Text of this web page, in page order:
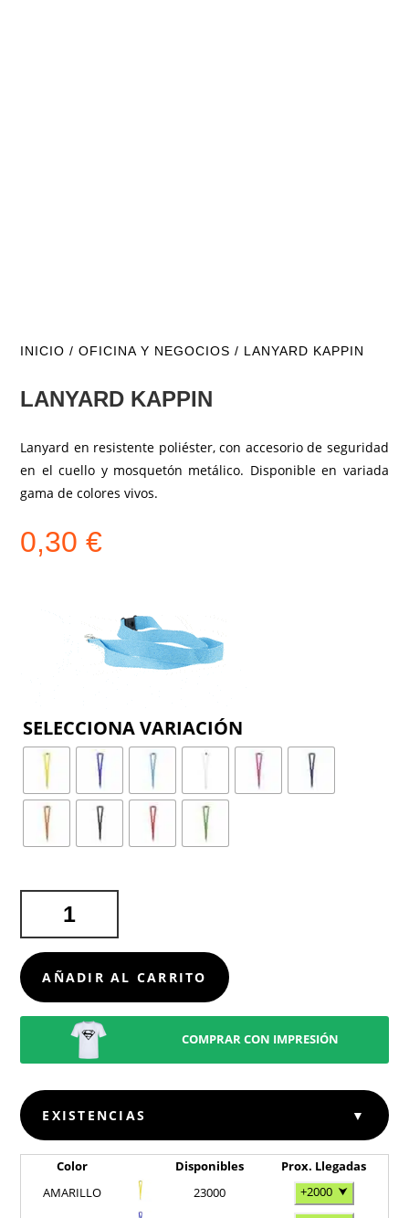
INICIO /OFICINA Y NEGOCIOS / LANYARD KAPPIN
LANYARD KAPPIN
Lanyard en resistente poliéster, con accesorio de seguridad
en el cuello y mosquetón metálico. Disponible en variada
gama de colores vivos.
0,30€
KAPPIN
CANTIDAD
AÑADIR AL CARRITO
COMPRAR CON IMPRESIÓN
EXISTENCIAS ▼
Color Disponibles
Prox. Llegadas
AMARILLO
23000 +2000 ⮟